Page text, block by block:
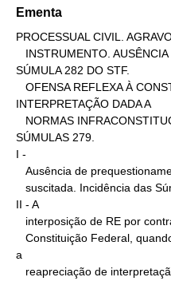
Ementa
PROCESSUAL CIVIL.
SÚMULA 282 DO STF.
INTERPRETAÇÃO DADA A
SÚMULAS 279.
I -
II - A
a